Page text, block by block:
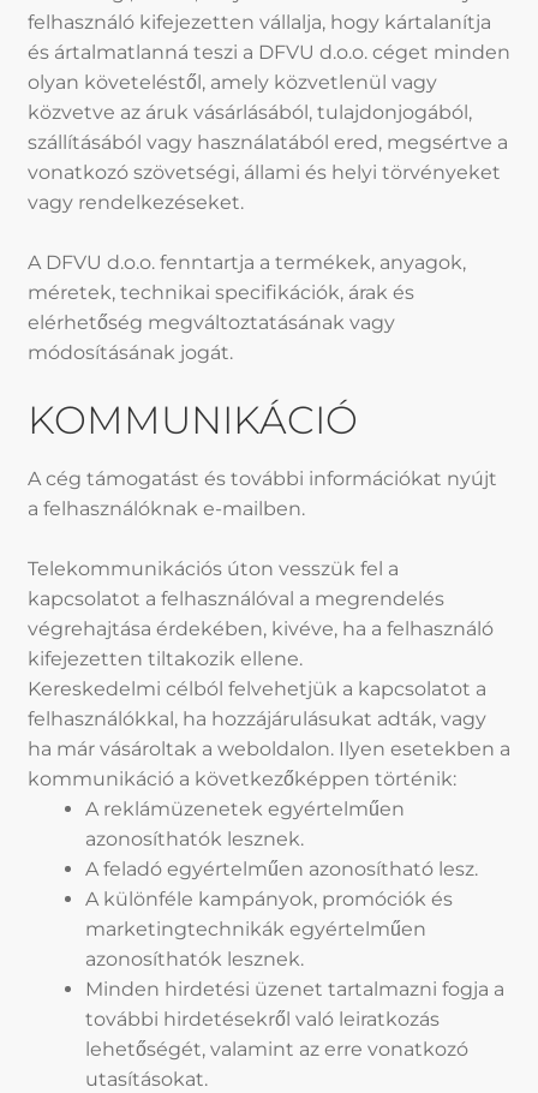
felhasználó kifejezetten vállalja, hogy kártalanítja
és ártalmatlanná teszi a DFVU d.o.o. céget minden
olyan követeléstől, amely közvetlenül vagy
közvetve az áruk vásárlásából, tulajdonjogából,
szállításából vagy használatából ered, megsértve a
vonatkozó szövetségi, állami és helyi törvényeket
vagy rendelkezéseket.
A DFVU d.o.o. fenntartja a termékek, anyagok,
méretek, technikai specifikációk, árak és
elérhetőség megváltoztatásának vagy
módosításának jogát.
KOMMUNIKÁCIÓ
A cég támogatást és további információkat nyújt
a felhasználóknak e-mailben.
Telekommunikációs úton vesszük fel a
kapcsolatot a felhasználóval a megrendelés
végrehajtása érdekében, kivéve, ha a felhasználó
kifejezetten tiltakozik ellene.
Kereskedelmi célból felvehetjük a kapcsolatot a
felhasználókkal, ha hozzájárulásukat adták, vagy
ha már vásároltak a weboldalon. Ilyen esetekben a
kommunikáció a következőképpen történik:
A reklámüzenetek egyértelműen
azonosíthatók lesznek.
A feladó egyértelműen azonosítható lesz.
A különféle kampányok, promóciók és
marketingtechnikák egyértelműen
azonosíthatók lesznek.
Minden hirdetési üzenet tartalmazni fogja a
további hirdetésekről való leiratkozás
lehetőségét, valamint az erre vonatkozó
utasításokat.